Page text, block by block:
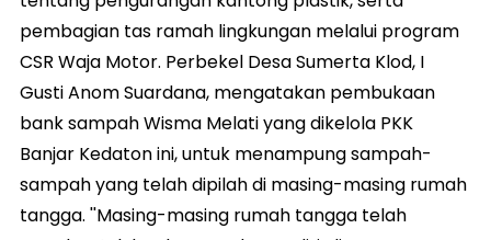
pembagian tas ramah lingkungan melalui program
CSR Waja Motor. Perbekel Desa Sumerta Klod, I
Gusti Anom Suardana, mengatakan pembukaan
bank sampah Wisma Melati yang dikelola PKK
Banjar Kedaton ini, untuk menampung sampah-
sampah yang telah dipilah di masing-masing rumah
tangga. ''Masing-masing rumah tangga telah